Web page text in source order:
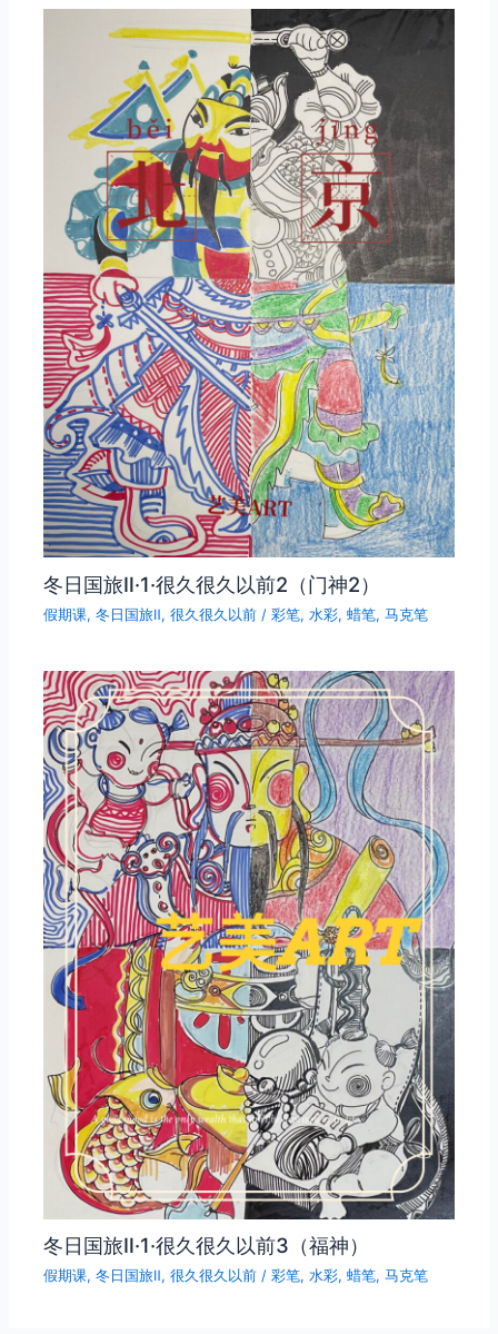
冬日国旅Ⅱ·1·很久很久以前2（门神2）
假期课,冬日国旅Ⅱ,很久很久以前 /彩笔,水彩,蜡笔,马克笔
冬日国旅Ⅱ·1·很久很久以前3（福神）
假期课,冬日国旅Ⅱ,很久很久以前 /彩笔,水彩,蜡笔,马克笔